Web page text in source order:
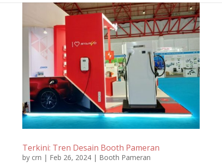
Terkini: Tren Desain Booth Pameran
by crn | Feb 26, 2024| Booth Pameran